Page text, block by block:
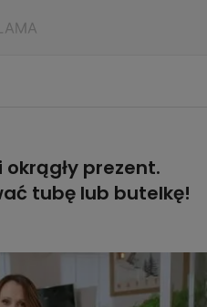
prezent.
tubę lub butelkę!